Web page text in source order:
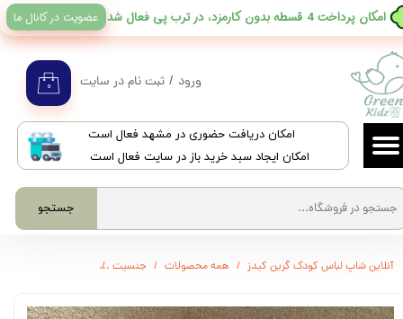
​امکان دریافت حضوری در مشهد فعال است
امکان ایجاد سبد خرید باز در سایت فعال است
جستجو
۰ ورود / ثبت نام در سایت
حساب کاربری من
تغییر گذر واژه
سفارشات
خروج از حساب کاربری
​امکان پرداخت 4 قسطه بدون کارمزد، در ترب پی فعال شد عضویت در کانال ما
آنلاین شاپ لباس کودک گرین کیدز همه محصولات جنسیت